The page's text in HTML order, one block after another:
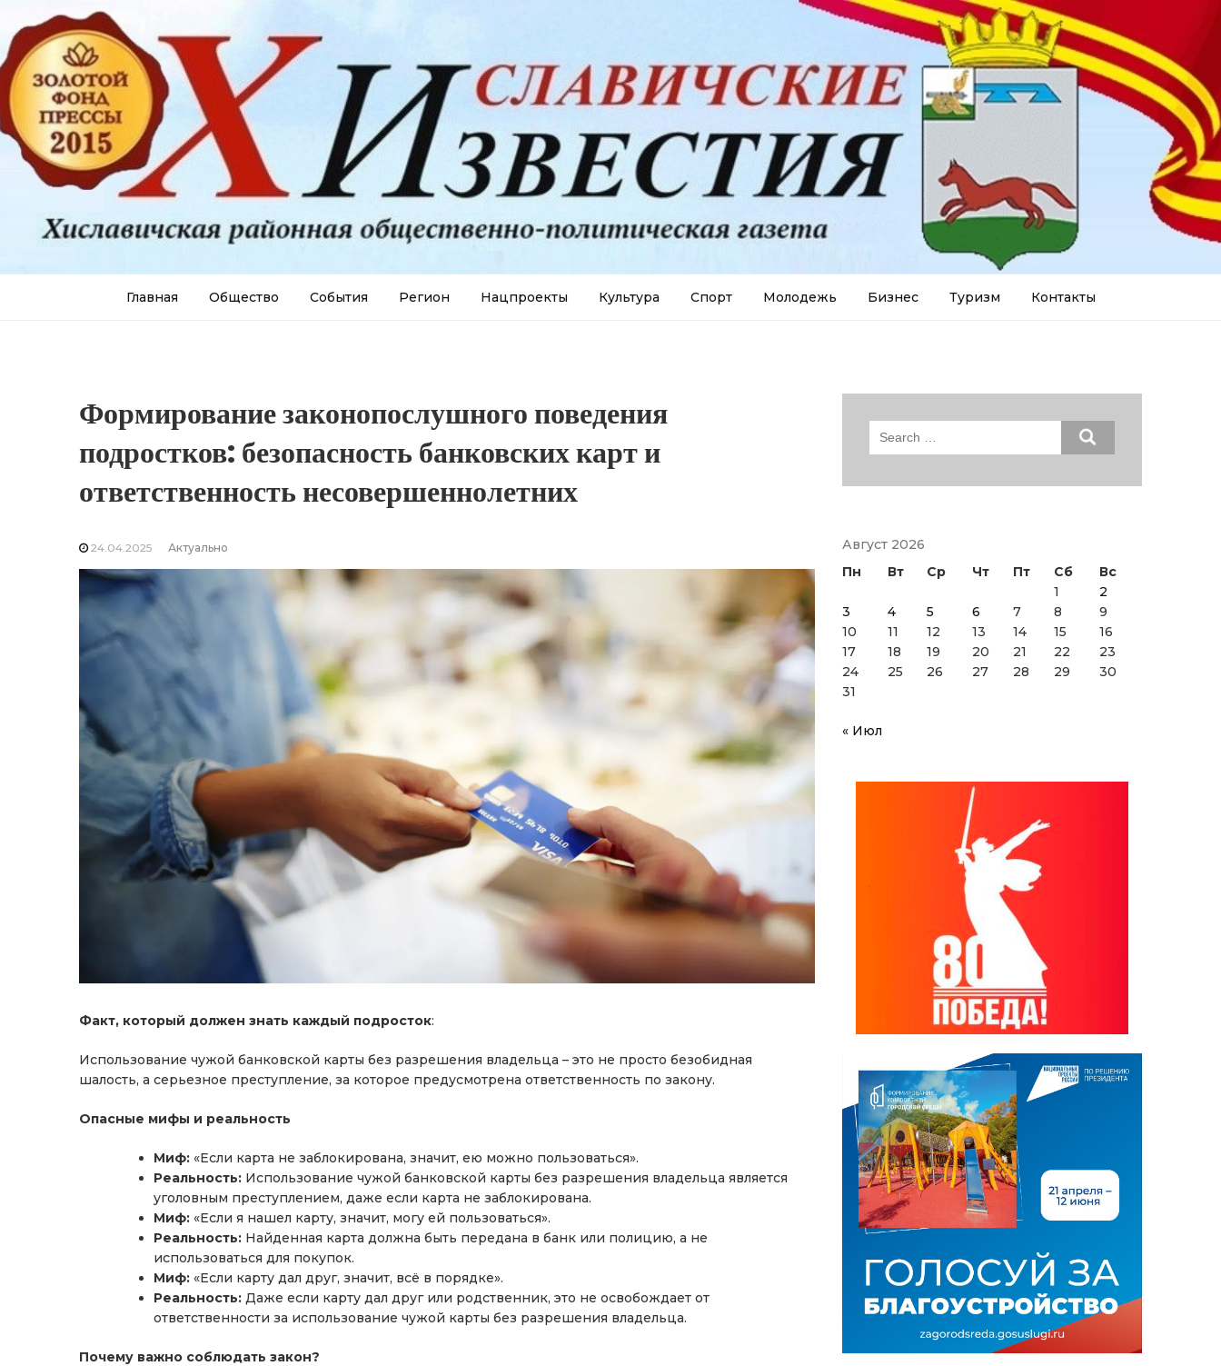
Главная Общество События Регион Нацпроекты Культура Спорт Молодежь Бизнес Туризм Контакты
Формирование законопослушного поведения
подростков: безопасность банковских карт и
ответственность несовершеннолетних
24.04.2025 Актуально
Факт, который должен знать каждый подросток:
Использование чужой банковской карты без разрешения владельца – это не просто безобидная
шалость, а серьезное преступление, за которое предусмотрена ответственность по закону.
Опасные мифы и реальность
Миф: «Если карта не заблокирована, значит, ею можно пользоваться».
Реальность: Использование чужой банковской карты без разрешения владельца является
уголовным преступлением, даже если карта не заблокирована.
Миф: «Если я нашел карту, значит, могу ей пользоваться».
Реальность: Найденная карта должна быть передана в банк или полицию, а не
использоваться для покупок.
Миф: «Если карту дал друг, значит, всё в порядке».
Реальность: Даже если карту дал друг или родственник, это не освобождает от
ответственности за использование чужой карты без разрешения владельца.
Почему важно соблюдать закон?
Search
Август 2026
Пн
Вт Ср Чт Пт Сб
Вс
1
2
3
4 5 6 7 8
9
10
11 12 13 14 15
16
17
18 19 20 21 22
23
24
25 26 27 28 29
30
31
« Июл